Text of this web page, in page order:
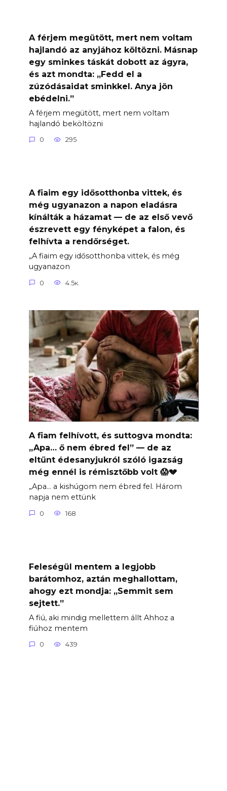
A férjem megütött, mert nem voltam
hajlandó az anyjához költözni. Másnap
egy sminkes táskát dobott az ágyra,
és azt mondta: „Fedd el a
zúzódásaidat sminkkel. Anya jön
ebédelni.”
A férjem megütött, mert nem voltam
hajlandó beköltözni
0 295
A fiaim egy idősotthonba vittek, és
még ugyanazon a napon eladásra
kínálták a házamat — de az első vevő
észrevett egy fényképet a falon, és
felhívta a rendőrséget.
„A fiaim egy idősotthonba vittek, és még
ugyanazon
0 4.5к.
A fiam felhívott, és suttogva mondta:
„Apa… ő nem ébred fel” — de az
eltűnt édesanyjukról szóló igazság
még ennél is rémisztőbb volt 😱💔
„Apa… a kishúgom nem ébred fel. Három
napja nem ettünk
0 168
Feleségül mentem a legjobb
barátomhoz, aztán meghallottam,
ahogy ezt mondja: „Semmit sem
sejtett.”
A fiú, aki mindig mellettem állt Ahhoz a
fiúhoz mentem
0 439